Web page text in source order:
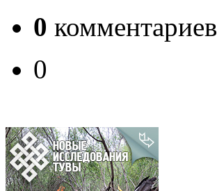
0 комментариев
0